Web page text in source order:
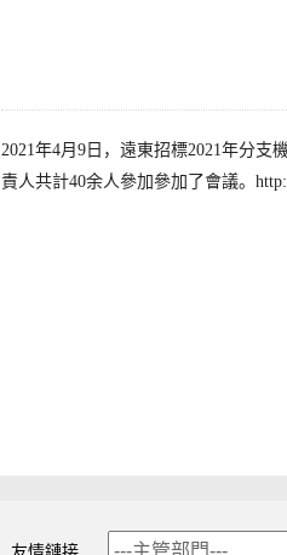
2021年4月9日，遠東招標2021年分
責人共計40余人參加參加了會議。